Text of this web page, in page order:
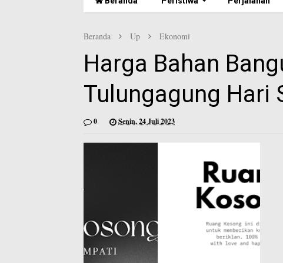
Beranda Up Ekonomi
Harga Bahan
Tulungagung Hari
0 Senin, 24 Juli 2023